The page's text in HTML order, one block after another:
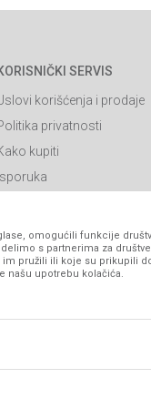
SERVIS
korišćenja i prodaje
privatnosti
kupiti
Isporuka
Načini plaćanja
karticama
kredit Raiffeisen banke
omogućili funkcije
s partnerima za
pružili ili koje su prikupili
našu upotrebu kolačića.